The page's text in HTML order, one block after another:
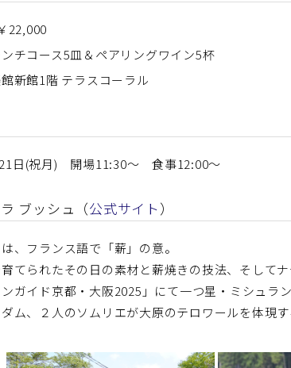
22,000
チコース5皿＆ペアリングワイン5杯
新館1階 テラスコーラル
日(祝月) 開場11:30～ 食事12:00～
ブッシュ（公式サイト）
、フランス語で「薪」の意。
てられたその日の素材と薪焼きの技法、そして
ンガイド京都・大阪2025」にて一つ星・ミシュラ
ム、２人のソムリエが大原のテロワールを体現